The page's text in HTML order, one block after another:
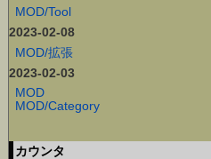
MOD/Tool
2023-02-08
MOD/拡張
2023-02-03
MOD
MOD/Category
カウンタ